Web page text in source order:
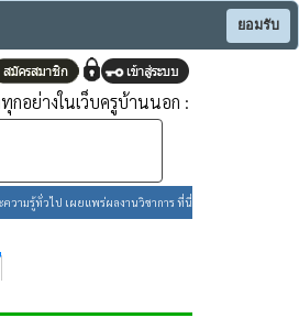
ยอมรับ
กอย่างในเว็บครูบ้านนอก :
ความรู้ทั่วไป เผยแพร่ผลงานวิชาการ ที่นี่